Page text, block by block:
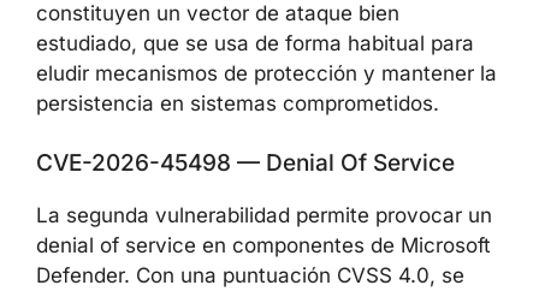
following» en servicios con privilegios
elevados constituyen un vector de ataque
bien estudiado, que se usa de forma habitual
para eludir mecanismos de protección y
comprometidos.
CVE-2026-45498 — Denial Of Service
La segunda vulnerabilidad permite provocar